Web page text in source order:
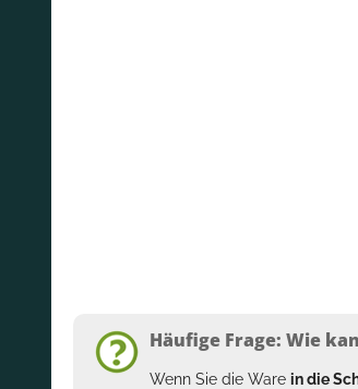
Häufige Frage: Wie
Wenn Sie die Ware in die